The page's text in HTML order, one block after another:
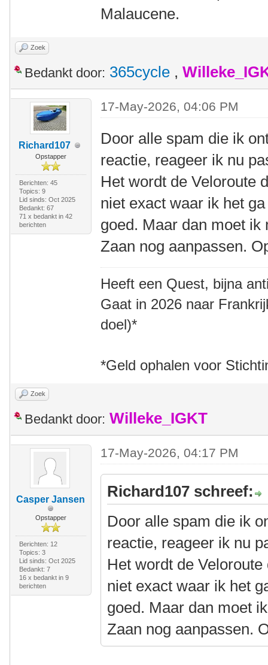
Malaucene.
Zoek
Bedankt door: 365cycle ,
Richard107
Opstapper
Berichten: 45
Topics: 9
Lid sinds: Oct 2025
Bedankt: 67
71 x bedankt in 42
berichten
17-May-2026, 04:06 PM
Door alle spam die ik
reactie, reageer ik nu
Het wordt de Veloroute
niet exact waar ik het
goed. Maar dan moet
Zaan nog aanpassen.
Heeft een Quest, bijna
Gaat in 2026 naar
doel)*
*Geld ophalen voor
Zoek
Bedankt door: Willeke_IGKT
Casper Jansen
Opstapper
Berichten: 12
Topics: 3
Lid sinds: Oct 2025
Bedankt: 7
16 x bedankt in 9
berichten
17-May-2026, 04:17 PM
Richard107 schreef:
Door alle spam die ik
reactie, reageer ik nu
Het wordt de
niet exact waar ik het
goed. Maar dan moet
Zaan nog aanpassen.